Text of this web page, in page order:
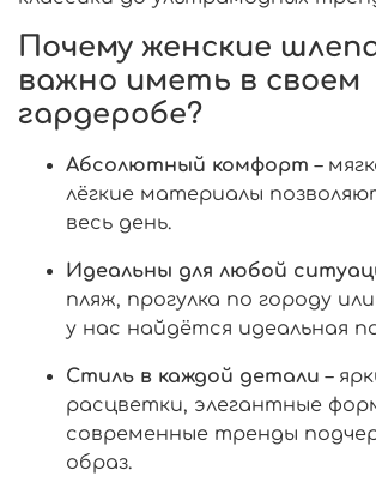
Почему женские
важно иметь в своем
гардеробе?
Абсолютный комфорт –
лёгкие материалы
весь день.
Идеальны для любой
пляж, прогулка по городу
у нас найдётся идеальная
Стиль в каждой детали –
расцветки, элегантные
современные тренды
образ.